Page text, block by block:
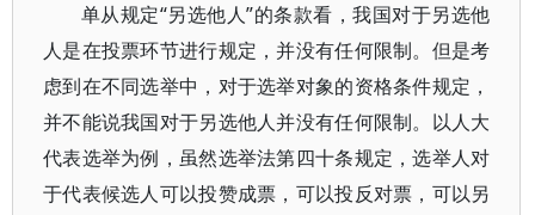
单从规定“另选他人”的条款看，我国对于另选他
人是在投票环节进行规定，并没有任何限制。但是考
虑到在不同选举中，对于选举对象的资格条件规定，
并不能说我国对于另选他人并没有任何限制。以人大
代表选举为例，虽然选举法第四十条规定，选举人对
于代表候选人可以投赞成票，可以投反对票，可以另